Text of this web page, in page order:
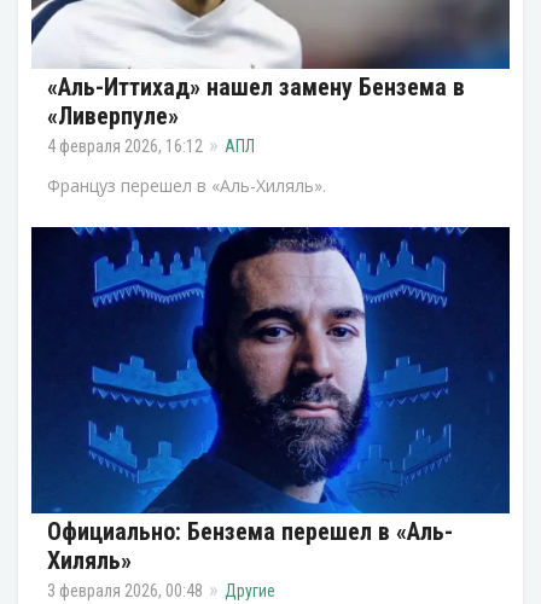
«Аль-Иттихад» нашел замену Бензема в
«Ливерпуле»
4 февраля 2026, 16:12 АПЛ
Француз перешел в «Аль-Хиляль».
Официально: Бензема перешел в «Аль-
Хиляль»
3 февраля 2026, 00:48 Другие